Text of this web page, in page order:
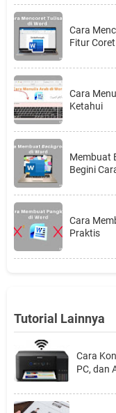
Cara
Fitur Coret
Cara
Ketahui
Membuat
Begini
Cara
Praktis
Tutorial Lainnya
Cara
PC, dan